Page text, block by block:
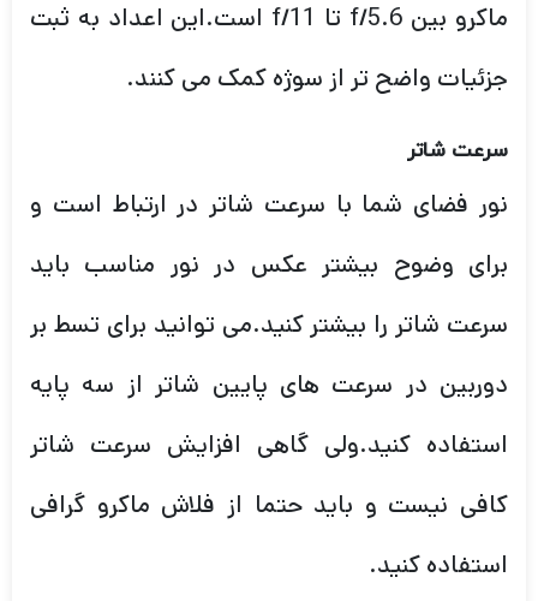
ماکرو بین f/5.6 تا f/11 است.این اعداد به ثبت
جزئیات واضح تر از سوژه کمک می کنند.
سرعت شاتر
نور فضای شما با سرعت شاتر در ارتباط است و
برای وضوح بیشتر عکس در نور مناسب باید
سرعت شاتر را بیشتر کنید.می توانید برای تسط بر
دوربین در سرعت های پایین شاتر از سه پایه
استفاده کنید.ولی گاهی افزایش سرعت شاتر
کافی نیست و باید حتما از فلاش ماکرو گرافی
استفاده کنید.